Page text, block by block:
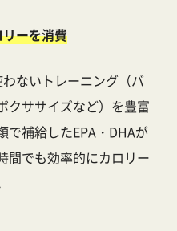
ーを消費
ないトレーニング（バ
クササイズなど）を豊富
で補給したEPA・DHAが
間でも効率的にカロリー